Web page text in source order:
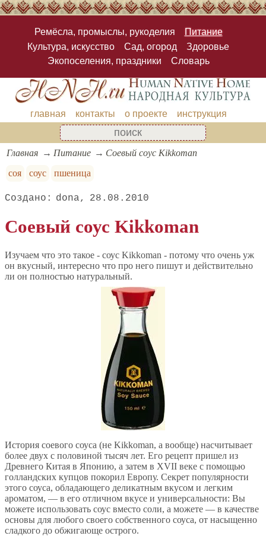
Ремёсла, промыслы, рукоделия
Питание
Культура, искусство
Сад, огород
Здоровье
Экопоселения, праздники
Словарь
главная контакты о проекте инструкция
Главная Питание
Соевый соус Kikkoman
соя
соус пшеница
dona 28.08.2010
Соевый соус Kikkoman
Изучаем что это такое - соус Kikkoman - потому что очень уж
он вкусный, интересно что про него пишут и действительно
ли он полностью натуральный.
История соевого соуса (не Kikkoman, а вообще) насчитывает
более двух с половиной тысяч лет. Его рецепт пришел из
Древнего Китая в Японию, а затем в XVII веке с помощью
голландских купцов покорил Европу. Секрет популярности
этого соуса, обладающего деликатным вкусом и легким
ароматом, — в его отличном вкусе и универсальности: Вы
можете использовать соус вместо соли, а можете — в качестве
основы для любого своего собственного соуса, от насыщенно
сладкого до обжигающе острого.